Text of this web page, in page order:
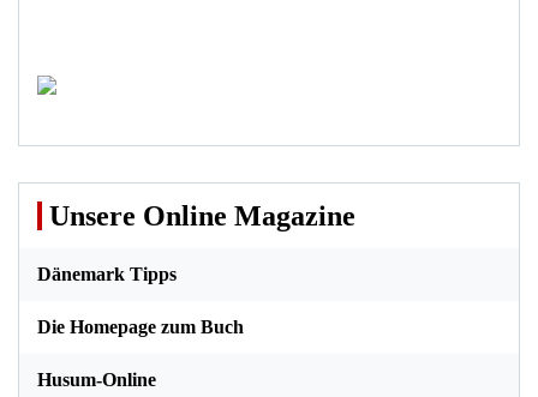
Unsere Online Magazine
Dänemark Tipps
Die Homepage zum Buch
Husum-Online